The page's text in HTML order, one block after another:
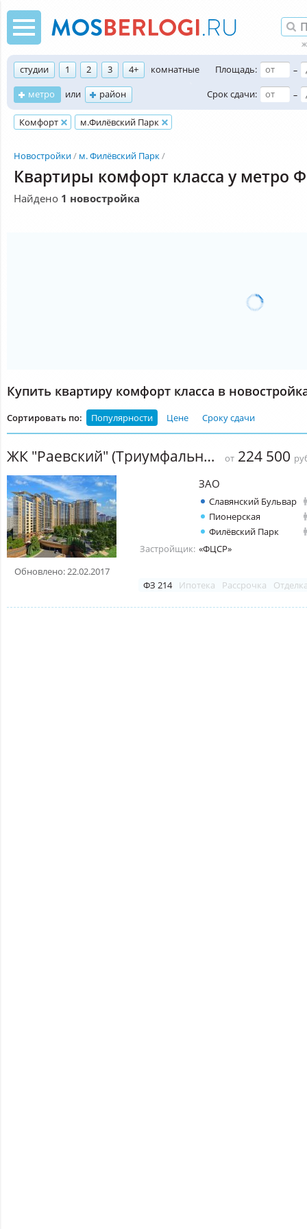
студии 1 2 3 4+
комнатные
метро
или район
Площадь:
–
Срок сдачи:
–
Комфорт м.Филёвский Парк
Новостройки м. Филёвский Парк
Квартиры комфорт класса у метро
Найдено 1 новостройка
Купить квартиру комфорт класса в
Сортировать по: Популярности Цене Сроку сдачи
ЖК "Раевский" (Триумфальный Квартал) от 224 500
Обновлено: 22.02.2017
ЗАО
Славянский Бульвар
Пионерская
Филёвский Парк
Застройщик: «ФЦСР»
ФЗ 214 Ипотека Рассрочка